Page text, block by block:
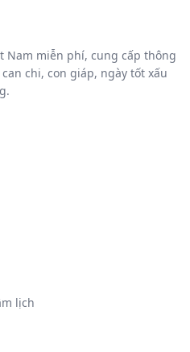
Nam miễn phí, cung cấp thông
chi, con giáp, ngày tốt xấu
lịch